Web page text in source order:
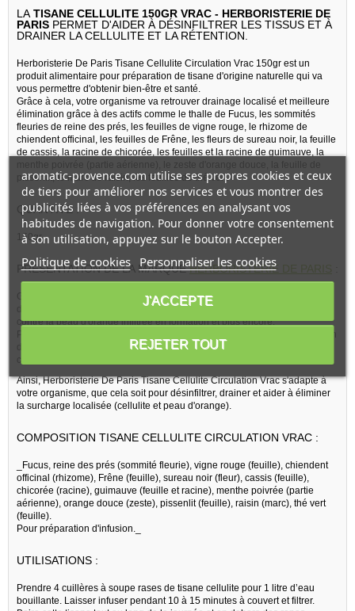
LA TISANE CELLULITE 150GR VRAC - HERBORISTERIE DE
PARIS PERMET D'AIDER À DÉSINFILTRER LES TISSUS ET À
DRAINER LA CELLULITE ET LA RÉTENTION.
Herboristerie De Paris Tisane Cellulite Circulation Vrac 150gr est un
produit alimentaire pour préparation de tisane d'origine naturelle qui va
vous permettre d'obtenir bien-être et santé.
Grâce à cela, votre organisme va retrouver drainage localisé et meilleure
élimination grâce à des actifs comme le thalle de Fucus, les sommités
fleuries de reine des prés, les feuilles de vigne rouge, le rhizome de
chiendent officinal, les feuilles de Frêne, les fleurs de sureau noir, la feuille
de cassis, la racine de chicorée, les feuilles et la racine de guimauve, la
menthe poivrée (partie aérienne), le zeste d'orange douce, la feuille de
pissenlit, le marc de raisin, les feuilles de thé vert.
QUANTITE :
150gr
PRESENTATION DE LA MARQUEHERBORISTERIE DE PARIS
Grace aux propriétés de ses actifs, la tisane cellulite agit sur l'élimination
des amas diffus et de la rétention localisée, contre la cellulite installée et
contre la peau d'orange infiltrée en formation et plus encore.
Pour une action drainante efficace, ce produit alimentaire pour préparation
de tisane permettra l'apport de plantes dites circulatoires aidant la micro-
Ainsi, Herboristerie De Paris Tisane Cellulite Circulation Vrac s'adapte à
votre organisme, que cela soit pour désinfiltrer, drainer et aider à éliminer
la surcharge localisée (cellulite et peau d'orange).
COMPOSITION TISANE CELLULITE CIRCULATION VRAC :
_Fucus, reine des prés (sommité fleurie), vigne rouge (feuille), chiendent
officinal (rhizome), Frêne (feuille), sureau noir (fleur), cassis (feuille),
chicorée (racine), guimauve (feuille et racine), menthe poivrée (partie
aérienne), orange douce (zeste), pissenlit (feuille), raisin (marc), thé vert
(feuille).
Pour préparation d'infusion._
UTILISATIONS :
Prendre 4 cuillères à soupe rases de tisane cellulite pour 1 litre d’eau
bouillante. Laisser infuser pendant 10 à 15 minutes à couvert et filtrer.
aromatic-provence.com utilise ses propres cookies et ceux
de tiers pour améliorer nos services et vous montrer des
publicités liées à vos préférences en analysant vos
habitudes de navigation. Pour donner votre consentement
à son utilisation, appuyez sur le bouton Accepter.
Politique de cookies Personnaliser les cookies
REJETER TOUT
J'ACCEPTE